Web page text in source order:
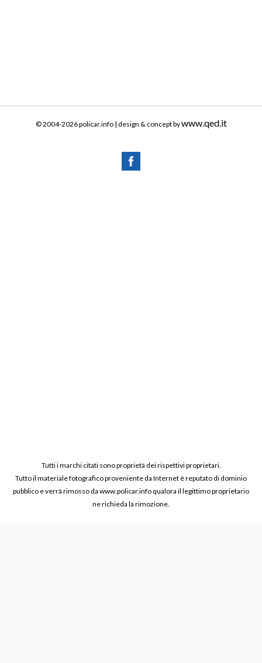
© 2004-2026 policar.info | design & concept bywww.qed.it
Tutti i marchi citati sono proprietà dei rispettivi proprietari.
Tutto il materiale fotografico proveniente da Internet è reputato di dominio
pubblico e verrà rimosso da www.policar.info qualora il legittimo proprietario
ne richieda la rimozione.